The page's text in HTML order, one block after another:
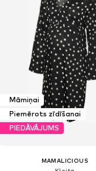
Māmiņai
Piemērots zīdīšanai
PIEDĀVĀJUMS
MAMALICIOUS